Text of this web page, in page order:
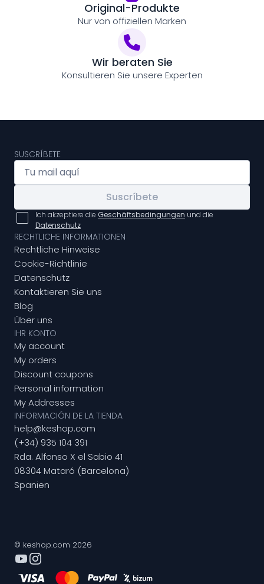
Original-Produkte
Nur von offiziellen Marken
Wir beraten Sie
Konsultieren Sie unsere Experten
SUSCRÍBETE
Suscríbete
Ich akzeptiere die Geschäftsbedingungen und die
Datenschutz
RECHTLICHE INFORMATIONEN
Rechtliche Hinweise
Cookie-Richtlinie
Datenschutz
Kontaktieren Sie uns
Blog
Über uns
IHR KONTO
My account
My orders
Discount coupons
Personal information
My Addresses
INFORMACIÓN DE LA TIENDA
help@keshop.com
(+34) 935 104 391
Rda. Alfonso X el Sabio 41
08304 Mataró (Barcelona)
Spanien
© keshop.com 2026